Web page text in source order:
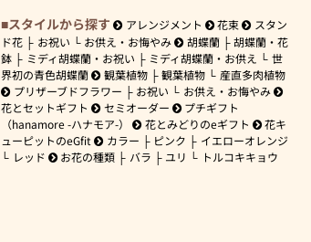
スタイルから探す アレンジメント 花束
スタン
ド花
お祝い お供え・お悔やみ 胡蝶蘭
胡蝶蘭・花
鉢
ミディ胡蝶蘭・お祝い ミディ胡蝶蘭・お供え
世
界初の青色胡蝶蘭
観葉植物 観葉植物
産直多肉植物
プリザーブドフラワー
お祝い
お供え・お悔やみ
花とセットギフト
セミオーダー
プチギフト
（hanamore -ハナモア-）
花とみどりのeギフト
花キ
ューピットのeGfit
カラー ピンク
イエローオレンジ
レッド
お花の種類 バラ ユリ トルコキキョウ